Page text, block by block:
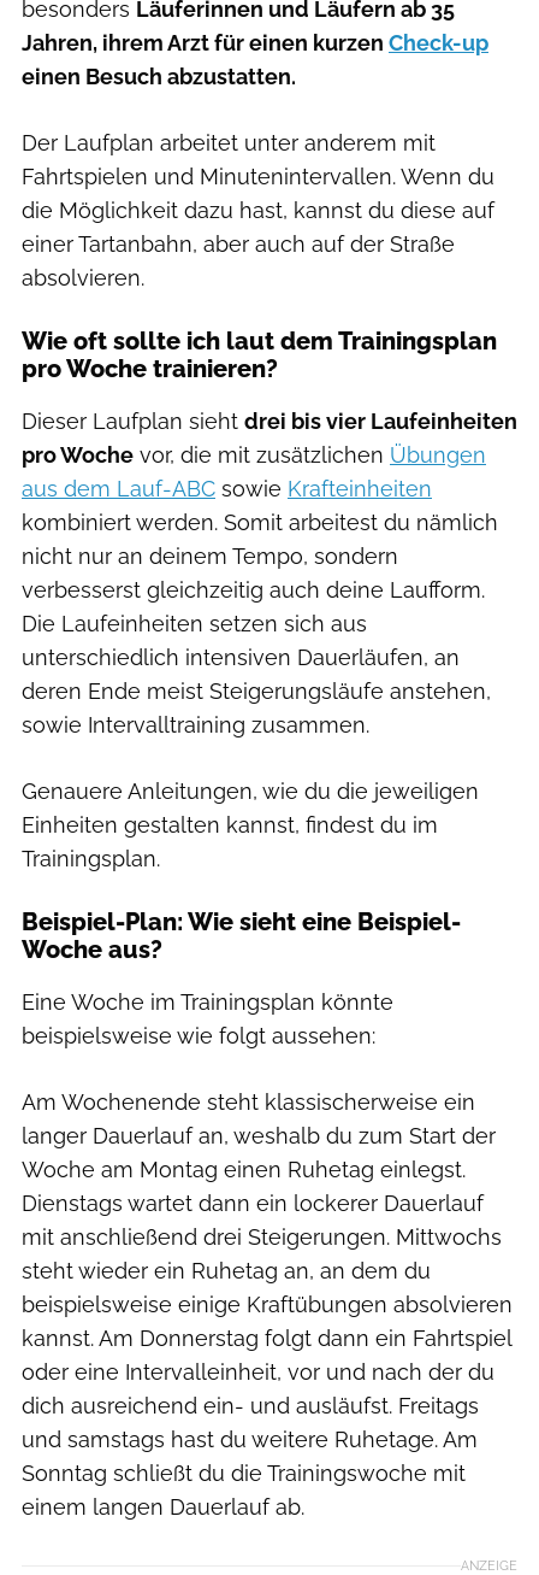
besonders Läuferinnen und Läufern ab 35
Jahren, ihrem Arzt für einen kurzen Check-up
einen Besuch abzustatten.
Der Laufplan arbeitet unter anderem mit
Fahrtspielen und Minutenintervallen. Wenn du
die Möglichkeit dazu hast, kannst du diese auf
einer Tartanbahn, aber auch auf der Straße
absolvieren.
Wie oft sollte ich laut dem Trainingsplan
pro Woche trainieren?
Dieser Laufplan sieht drei bis vier Laufeinheiten
pro Woche vor, die mit zusätzlichen Übungen
aus dem Lauf-ABC sowie Krafteinheiten
kombiniert werden. Somit arbeitest du nämlich
nicht nur an deinem Tempo, sondern
verbesserst gleichzeitig auch deine Laufform.
Die Laufeinheiten setzen sich aus
unterschiedlich intensiven Dauerläufen, an
deren Ende meist Steigerungsläufe anstehen,
sowie Intervalltraining zusammen.
Genauere Anleitungen, wie du die jeweiligen
Einheiten gestalten kannst, findest du im
Trainingsplan.
Beispiel-Plan: Wie sieht eine Beispiel-
Woche aus?
Eine Woche im Trainingsplan könnte
beispielsweise wie folgt aussehen:
Am Wochenende steht klassischerweise ein
langer Dauerlauf an, weshalb du zum Start der
Woche am Montag einen Ruhetag einlegst.
Dienstags wartet dann ein lockerer Dauerlauf
mit anschließend drei Steigerungen. Mittwochs
steht wieder ein Ruhetag an, an dem du
beispielsweise einige Kraftübungen absolvieren
kannst. Am Donnerstag folgt dann ein Fahrtspiel
oder eine Intervalleinheit, vor und nach der du
dich ausreichend ein- und ausläufst. Freitags
und samstags hast du weitere Ruhetage. Am
Sonntag schließt du die Trainingswoche mit
einem langen Dauerlauf ab.
ANZEIGE